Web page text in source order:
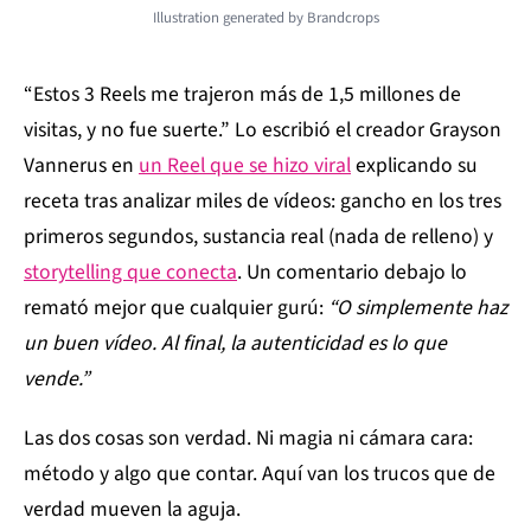
Illustration generated by Brandcrops
“Estos 3 Reels me trajeron más de 1,5 millones de
visitas, y no fue suerte.” Lo escribió el creador Grayson
Vannerus en un Reel que se hizo viralexplicando su
receta tras analizar miles de vídeos: gancho en los tres
primeros segundos, sustancia real (nada de relleno) y
storytelling que conecta. Un comentario debajo lo
remató mejor que cualquier gurú: “O simplemente haz
un buen vídeo. Al final, la autenticidad es lo que
vende.”
Las dos cosas son verdad. Ni magia ni cámara cara:
método y algo que contar. Aquí van los trucos que de
verdad mueven la aguja.